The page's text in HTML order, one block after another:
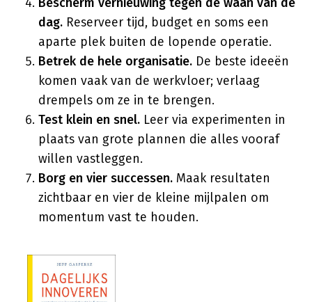
dag. Reserveer tijd, budget en soms een
aparte plek buiten de lopende operatie.
Betrek de hele organisatie. De beste ideeën
komen vaak van de werkvloer; verlaag
drempels om ze in te brengen.
Test klein en snel. Leer via experimenten in
plaats van grote plannen die alles vooraf
willen vastleggen.
Borg en vier successen. Maak resultaten
zichtbaar en vier de kleine mijlpalen om
momentum vast te houden.